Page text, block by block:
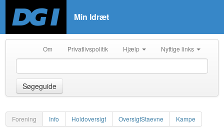
Min Idræt
Om Privatlivspolitik Hjælp Nyttige links
Søgeguide
Forening Info Holdoversigt OversigtStaevne Kampe